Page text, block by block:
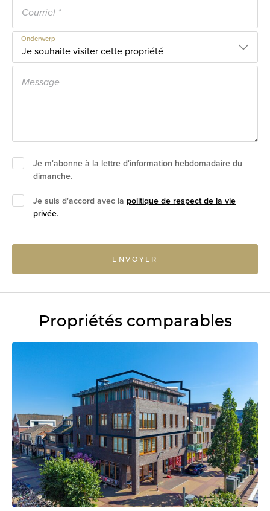
Onderwerp
Je m'abonne à la lettre d'information hebdomadaire du
dimanche.
Je suis d'accord avec la politique de respect de la vie
privée.
ENVOYER
Propriétés comparables